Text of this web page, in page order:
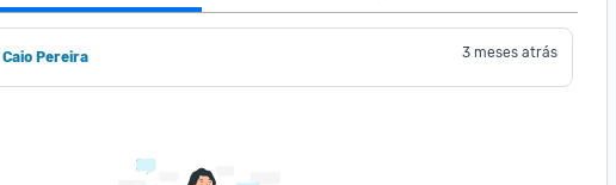
Caio Pereira 3 meses atrás